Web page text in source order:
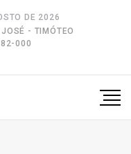
DE 2026
- TIMÓTEO
000